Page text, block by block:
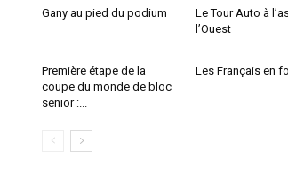
Gany au pied du podium
Le Tour Auto à
l’Ouest
Première étape de la
coupe du monde de bloc
senior :...
Les Français en